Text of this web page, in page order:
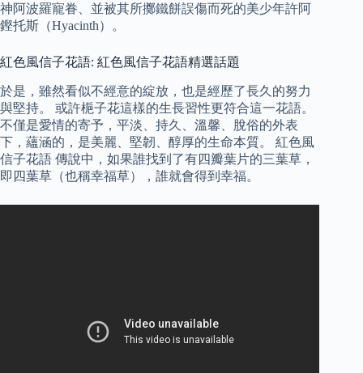
神阿波羅寵眷、並被其所擲鐵餅誤傷而死的美少年許阿
鏗托斯（Hyacinth）。
紅色風信子花語: 紅色風信子花語精選話題
於是，雖然看似不經意的綻放，也是經歷了長久的努力
與堅持。 或許梔子花這樣的生長習性更符合這一花語。
不僅是愛情的寄予，平淡、持久、溫馨、脫俗的外表
下，蘊涵的，是美麗、堅韌、醇厚的生命本質。 紅色風
信子花語 傳說中，如果誰找到了有四瓣葉片的三葉草，
即四葉草（也稱幸福草），誰就會得到幸福。